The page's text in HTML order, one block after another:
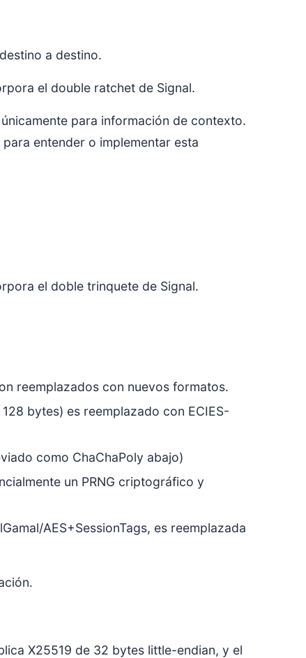
a destino.
el double ratchet de Signal.
para información de contexto.
entender o implementar esta
el doble trinquete de Signal.
reemplazados con nuevos formatos.
bytes) es reemplazado con ECIES-
como ChaChaPoly abajo)
un PRNG criptográfico y
AES+SessionTags, es reemplazada
X25519 de 32 bytes little-endian, y el